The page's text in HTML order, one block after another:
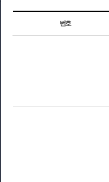
번호